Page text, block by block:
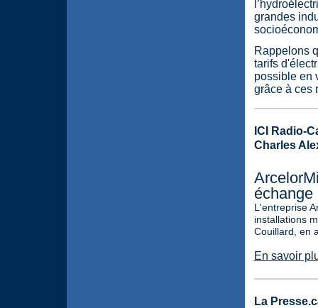
grandes
Rappelons
tarifs
possible en
grâce à ces
ICI Radio-
Charles
échange
L'entreprise
installations
Couillard, en
En savoir
La